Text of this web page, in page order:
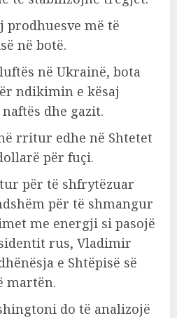
prodhuesve më të
në botë.
në Ukrainë, bota
ndikimin e kësaj
dhe gazit.
rritur edhe në Shtetet
për fuçi.
për të shfrytëzuar
për të shmangur
me energji si pasojë
rus, Vladimir
e Shtëpisë së
martën.
do të analizojë